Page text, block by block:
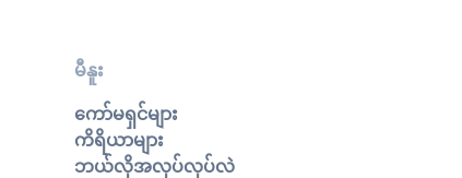
မီနူး
ကော်မရှင်များ
ကိရိယာများ
ဘယ်လိုအလုပ်လုပ်လဲ